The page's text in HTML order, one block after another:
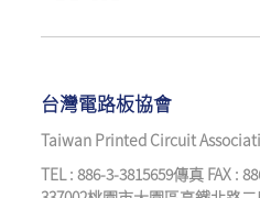
台灣電路板協會
Taiwan Printed Circuit
TEL : 886-3-3815659傳真 FAX :